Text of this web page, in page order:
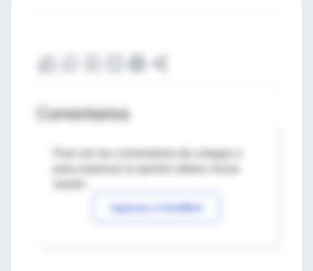
Comentarios
Para ver los comentarios de colegas o
Ingresar a IntraMed